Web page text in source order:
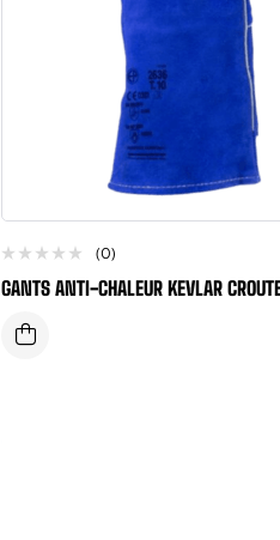
(0)
GANTS ANTI-CHALEUR KEVLAR